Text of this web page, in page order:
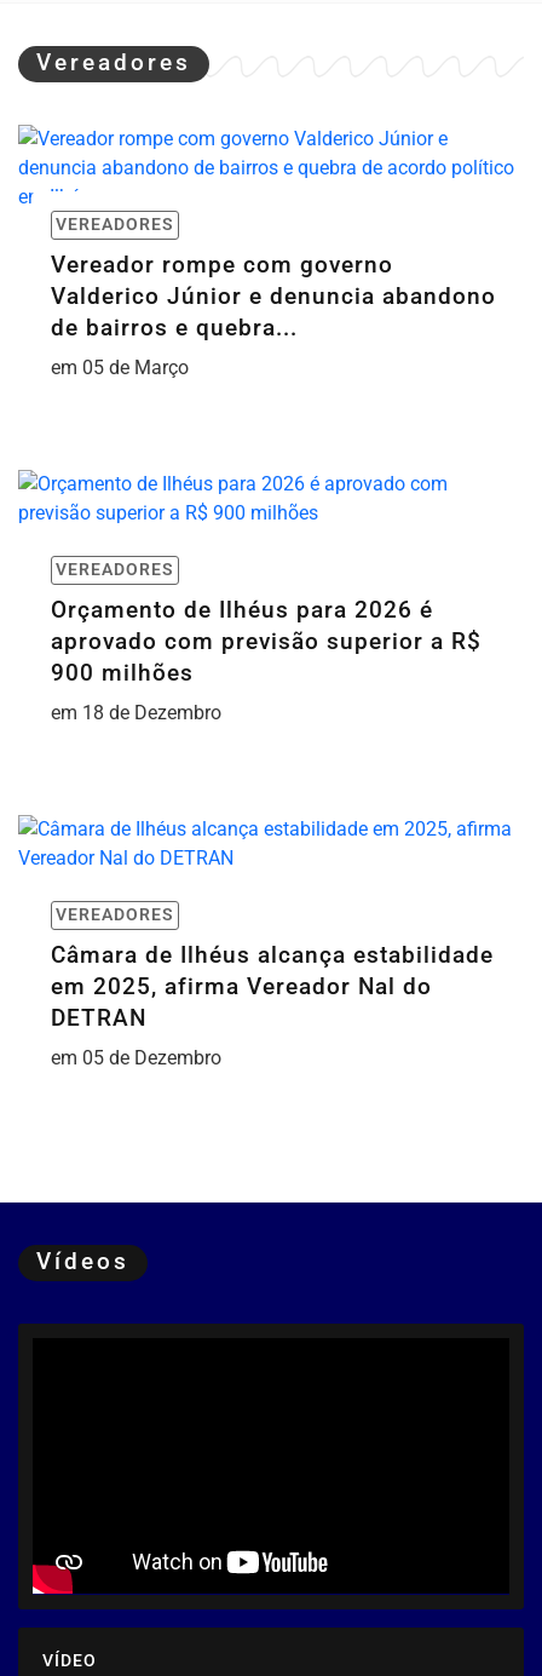
Vereadores
VEREADORES
Vereador rompe com governo
Valderico Júnior e denuncia abandono
de bairros e quebra...
em 05 de Março
VEREADORES
Orçamento de Ilhéus para 2026 é
aprovado com previsão superior a R$
900 milhões
em 18 de Dezembro
VEREADORES
Câmara de Ilhéus alcança estabilidade
em 2025, afirma Vereador Nal do
DETRAN
em 05 de Dezembro
Vídeos
VÍDEO